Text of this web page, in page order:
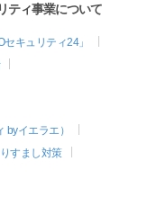
ティ事業について
キュリティ24」
イエラエ）
すまし対策